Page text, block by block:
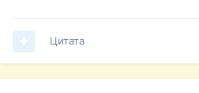
Цитата